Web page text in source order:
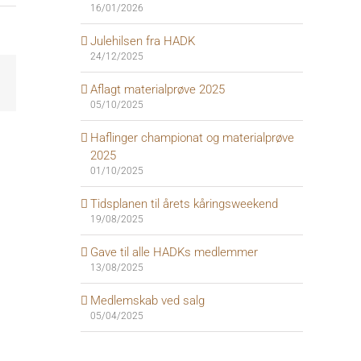
16/01/2026
Julehilsen fra HADK
24/12/2025
Aflagt materialprøve 2025
05/10/2025
Haflinger championat og materialprøve
2025
01/10/2025
Tidsplanen til årets kåringsweekend
19/08/2025
Gave til alle HADKs medlemmer
13/08/2025
Medlemskab ved salg
05/04/2025